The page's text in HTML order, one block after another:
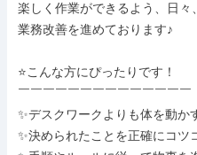
楽しく作業ができるよう、日々、
業務改善を進めております♪
⭐こんな方にぴったりです！
￣￣￣￣￣￣￣￣￣￣￣￣￣￣
✨デスクワークよりも体を動か
✨決められたことを正確にコツ